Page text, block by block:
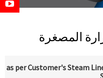
المصغرة
as per Customer's Steam